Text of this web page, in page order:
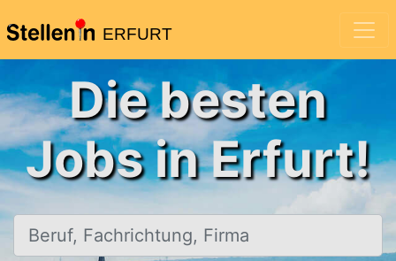
ERFURT
Die besten
Jobs in Erfurt!
Beruf, Fachrichtung, Firma